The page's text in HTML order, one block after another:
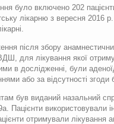
було включено 202
лікарню з вересня 2016
після збору
для лікування якої
в дослідженні, були
або за відсутності згоди
був виданий назальний
Пацієнти використовували
отримували лікування